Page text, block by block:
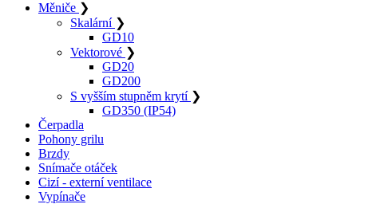
Měniče ❯
Skalární ❯
GD10
Vektorové ❯
GD20
GD200
S vyšším stupněm krytí ❯
GD350 (IP54)
Čerpadla
Pohony grilu
Brzdy
Snímače otáček
Cizí - externí ventilace
Vypínače